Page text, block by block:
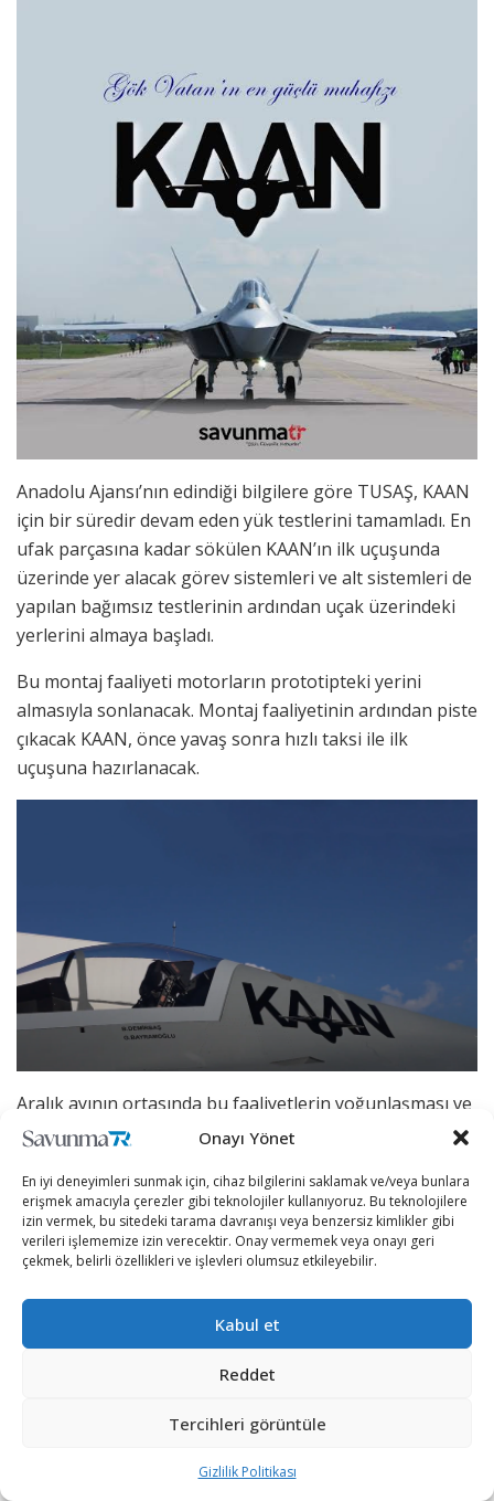
Onayı Yönet
En iyi deneyimleri sunmak için, cihaz bilgilerini saklamak ve/veya bunlara
erişmek amacıyla çerezler gibi teknolojiler kullanıyoruz. Bu teknolojilere
izin vermek, bu sitedeki tarama davranışı veya benzersiz kimlikler gibi
verileri işlememize izin verecektir. Onay vermemek veya onayı geri
çekmek, belirli özellikleri ve işlevleri olumsuz etkileyebilir.
Kabul et
Reddet
Tercihleri görüntüle
Gizlilik Politikası
Anadolu Ajansı’nın edindiği bilgilere göre TUSAŞ, KAAN
için bir süredir devam eden yük testlerini tamamladı. En
ufak parçasına kadar sökülen KAAN’ın ilk uçuşunda
üzerinde yer alacak görev sistemleri ve alt sistemleri de
yapılan bağımsız testlerinin ardından uçak üzerindeki
yerlerini almaya başladı.
Bu montaj faaliyeti motorların prototipteki yerini
almasıyla sonlanacak. Montaj faaliyetinin ardından piste
çıkacak KAAN, önce yavaş sonra hızlı taksi ile ilk
uçuşuna hazırlanacak.
Aralık ayının ortasında bu faaliyetlerin yoğunlaşması ve
27 Aralık’ta KAAN’ın ilk uçuşunu gerçekleştirmesi
MMU KAAN’ın ilk prototipi, daha önce HÜRJET gibi ilk
uçuşlarını boyasız gerçekleştirecek olup bu
sayede, uçuş sırasında ortaya çıkacak ve hava
araçlarında iyileştirme yapılacak hususların tespiti daha